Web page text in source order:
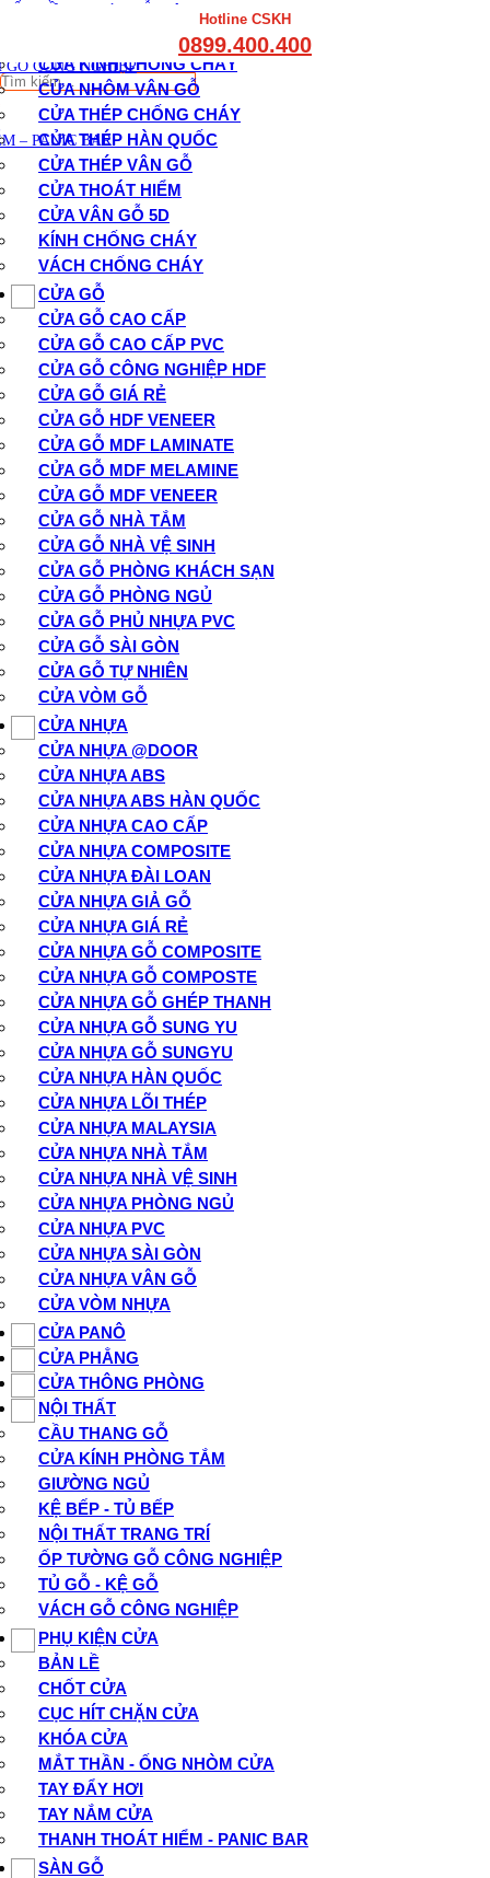
CẦU THANG GỖ
GỖ CÔNG NGHIỆP
– PANIC BAR
Hotline CSKH
0899.400.400
Tìm
kiếm:
CỬA GỖ CHỐNG CHÁY
CỬA KÍNH CHỐNG CHÁY
CỬA NHÔM VÂN GỖ
CỬA THÉP CHỐNG CHÁY
CỬA THÉP HÀN QUỐC
CỬA THÉP VÂN GỖ
CỬA THOÁT HIỂM
CỬA VÂN GỖ 5D
KÍNH CHỐNG CHÁY
VÁCH CHỐNG CHÁY
CỬA GỖ
CỬA GỖ CAO CẤP
CỬA GỖ CAO CẤP PVC
CỬA GỖ CÔNG NGHIỆP HDF
CỬA GỖ GIÁ RẺ
CỬA GỖ HDF VENEER
CỬA GỖ MDF LAMINATE
CỬA GỖ MDF MELAMINE
CỬA GỖ MDF VENEER
CỬA GỖ NHÀ TẮM
CỬA GỖ NHÀ VỆ SINH
CỬA GỖ PHÒNG KHÁCH SẠN
CỬA GỖ PHÒNG NGỦ
CỬA GỖ PHỦ NHỰA PVC
CỬA GỖ SÀI GÒN
CỬA GỖ TỰ NHIÊN
CỬA VÒM GỖ
CỬA NHỰA
CỬA NHỰA @DOOR
CỬA NHỰA ABS
CỬA NHỰA ABS HÀN QUỐC
CỬA NHỰA CAO CẤP
CỬA NHỰA COMPOSITE
CỬA NHỰA ĐÀI LOAN
CỬA NHỰA GIẢ GỖ
CỬA NHỰA GIÁ RẺ
CỬA NHỰA GỖ COMPOSITE
CỬA NHỰA GỖ COMPOSTE
CỬA NHỰA GỖ GHÉP THANH
CỬA NHỰA GỖ SUNG YU
CỬA NHỰA GỖ SUNGYU
CỬA NHỰA HÀN QUỐC
CỬA NHỰA LÕI THÉP
CỬA NHỰA MALAYSIA
CỬA NHỰA NHÀ TẮM
CỬA NHỰA NHÀ VỆ SINH
CỬA NHỰA PHÒNG NGỦ
CỬA NHỰA PVC
CỬA NHỰA SÀI GÒN
CỬA NHỰA VÂN GỖ
CỬA VÒM NHỰA
CỬA PANÔ
CỬA PHẲNG
CỬA THÔNG PHÒNG
NỘI THẤT
CẦU THANG GỖ
CỬA KÍNH PHÒNG TẮM
GIƯỜNG NGỦ
KỆ BẾP - TỦ BẾP
NỘI THẤT TRANG TRÍ
ỐP TƯỜNG GỖ CÔNG NGHIỆP
TỦ GỖ - KỆ GỖ
VÁCH GỖ CÔNG NGHIỆP
PHỤ KIỆN CỬA
BẢN LỀ
CHỐT CỬA
CỤC HÍT CHẶN CỬA
KHÓA CỬA
MẮT THẦN - ỐNG NHÒM CỬA
TAY ĐẨY HƠI
TAY NẮM CỬA
THANH THOÁT HIỂM - PANIC BAR
SÀN GỖ